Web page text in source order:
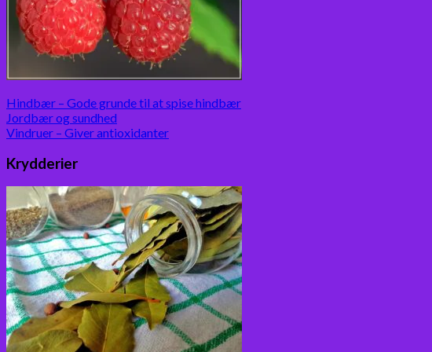
Hindbær – Gode grunde til at spise hindbær
Jordbær og sundhed
Vindruer – Giver antioxidanter
Krydderier